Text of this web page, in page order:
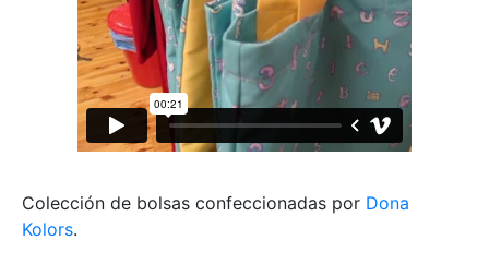
Colección de bolsas confeccionadas por Dona
Kolors.